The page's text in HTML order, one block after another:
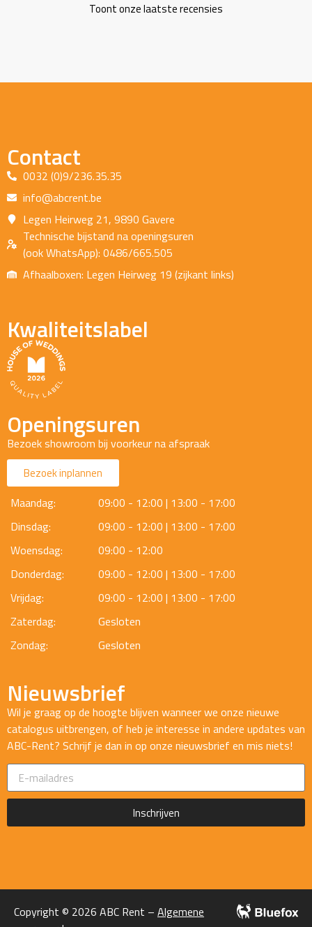
Toont onze laatste recensies
Contact
0032 (0)9/236.35.35
info@abcrent.be
Legen Heirweg 21, 9890 Gavere
Technische bijstand na openingsuren
(ook WhatsApp): 0486/665.505
Afhaalboxen: Legen Heirweg 19 (zijkant links)
Kwaliteitslabel
Openingsuren
Bezoek showroom bij voorkeur na afspraak
Bezoek inplannen
Maandag:
09:00 - 12:00 | 13:00 - 17:00
Dinsdag:
09:00 - 12:00 | 13:00 - 17:00
Woensdag:
09:00 - 12:00
Donderdag:
09:00 - 12:00 | 13:00 - 17:00
Vrijdag:
09:00 - 12:00 | 13:00 - 17:00
Zaterdag:
Gesloten
Zondag:
Gesloten
Nieuwsbrief
Wil je graag op de hoogte blijven wanneer we onze nieuwe
catalogus uitbrengen, of heb je interesse in andere updates van
ABC-Rent? Schrijf je dan in op onze nieuwsbrief en mis niets!
Inschrijven
Copyright © 2026 ABC Rent – Algemene